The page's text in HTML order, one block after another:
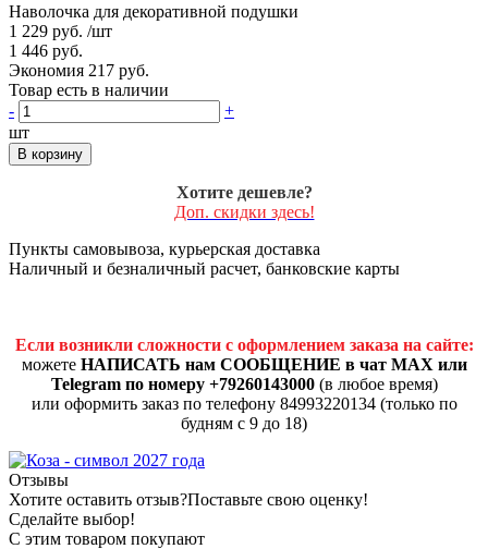
Наволочка для декоративной подушки
1 229 руб. /шт
1 446 руб.
Экономия 217 руб.
Товар есть в наличии
-
+
шт
В корзину
Хотите дешевле?
Доп. скидки здесь!
Пункты самовывоза, курьерская доставка
Наличный и безналичный расчет, банковские карты
Если возникли сложности с оформлением заказа на сайте:
можете НАПИСАТЬ нам СООБЩЕНИЕ в чат MAX или
Telegram по номеру +79260143000(в любое время)
или оформить заказ по телефону 84993220134 (только по
будням с 9 до 18)
Отзывы
Хотите оставить отзыв?Поставьте свою оценку!
Сделайте выбор!
С этим товаром покупают